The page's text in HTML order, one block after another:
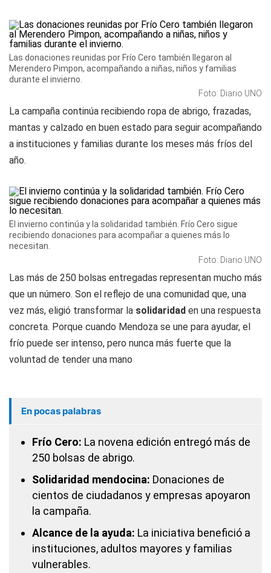
Las donaciones reunidas por Frío Cero también llegaron al
Merendero Pimpon, acompañando a niñas, niños y familias
durante el invierno.
Foto: Diario UNO
La campaña continúa recibiendo ropa de abrigo, frazadas,
mantas y calzado en buen estado para seguir acompañando
a instituciones y familias durante los meses más fríos del
año.
El invierno continúa y la solidaridad también. Frío Cero sigue
recibiendo donaciones para acompañar a quienes más lo
necesitan.
Foto: Diario UNO
Las más de 250 bolsas entregadas representan mucho más
que un número. Son el reflejo de una comunidad que, una
vez más, eligió transformar la solidaridad en una respuesta
concreta. Porque cuando Mendoza se une para ayudar, el
frío puede ser intenso, pero nunca más fuerte que la
voluntad de tender una mano
En pocas palabras
Frío Cero: La novena edición entregó más de
250 bolsas de abrigo.
Solidaridad mendocina: Donaciones de
cientos de ciudadanos y empresas apoyaron
la campaña.
Alcance de la ayuda: La iniciativa benefició a
instituciones, adultos mayores y familias
vulnerables.